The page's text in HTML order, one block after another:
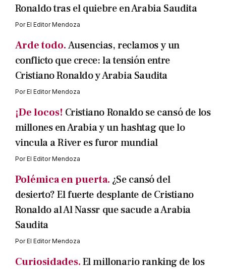
Ronaldo tras el quiebre en Arabia Saudita
PorEl Editor Mendoza
Arde todo.Ausencias, reclamos y un
conflicto que crece: la tensión entre
Cristiano Ronaldo y Arabia Saudita
PorEl Editor Mendoza
¡De locos! Cristiano Ronaldo se cansó de los
millones en Arabia y un hashtag que lo
vincula a River es furor mundial
PorEl Editor Mendoza
Polémica en puerta. ¿Se cansó del
desierto? El fuerte desplante de Cristiano
Ronaldo al Al Nassr que sacude a Arabia
Saudita
PorEl Editor Mendoza
Curiosidades.El millonario ranking de los